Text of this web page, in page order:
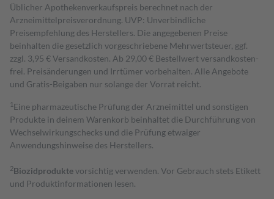
Üblicher Apothekenverkaufspreis berechnet nach der
Arzneimittelpreisverordnung. UVP: Unverbindliche
Preisempfehlung des Herstellers. Die angegebenen Preise
beinhalten die gesetzlich vorgeschriebene Mehrwertsteuer, ggf.
zzgl. 3,95 € Versandkosten. Ab 29,00 € Bestell­wert versand­kosten­
frei. Preisänderungen und Irrtümer vorbehalten. Alle Angebote
und Gratis-Beigaben nur solange der Vorrat reicht.
1 Eine pharmazeutische Prüfung der Arzneimittel und sonstigen
Produkte in deinem Warenkorb beinhaltet die Durchführung von
Wechselwirkungschecks und die Prüfung etwaiger
Anwendungshinweise des Herstellers.
2Biozidproduktevorsichtig verwenden. Vor Gebrauch stets Etikett
und Produktinformationen lesen.